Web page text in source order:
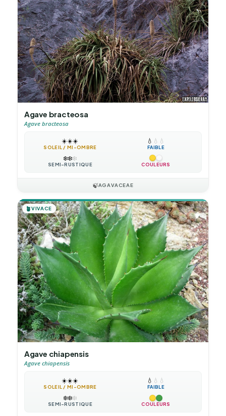
Agave bracteosa
Agave bracteosa
☀️☀️☀️
SOLEIL / MI-OMBRE
💧 💧 💧
FAIBLE
❄️❄️❄️
SEMI-RUSTIQUE COULEURS
🍃AGAVACEAE
🪴VIVACE
Agave chiapensis
Agave chiapensis
☀️☀️☀️
SOLEIL / MI-OMBRE
💧 💧 💧
FAIBLE
❄️❄️❄️
SEMI-RUSTIQUE COULEURS